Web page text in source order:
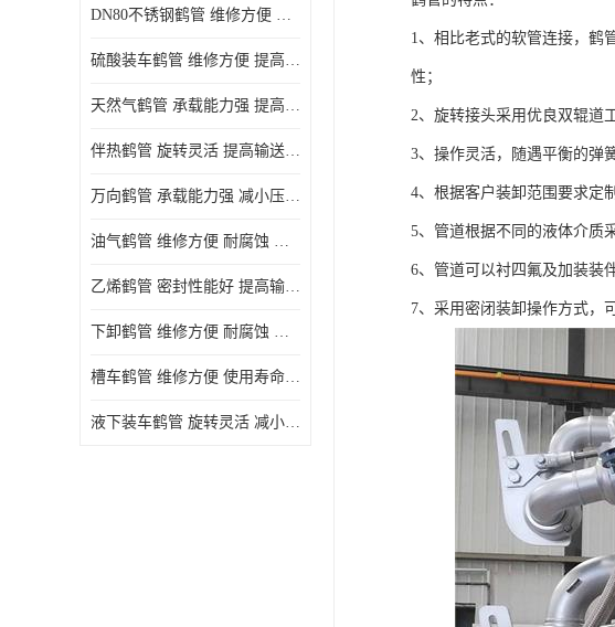
DN80不锈钢鹤管 维修方便 提高输送效率
硫酸装车鹤管 维修方便 提高输送效率
天然气鹤管 承载能力强 提高输送效率
伴热鹤管 旋转灵活 提高输送效率
万向鹤管 承载能力强 减小压力损失
油气鹤管 维修方便 耐腐蚀 耐高温
乙烯鹤管 密封性能好 提高输送效率
下卸鹤管 维修方便 耐腐蚀 耐高温
槽车鹤管 维修方便 使用寿命较长
液下装车鹤管 旋转灵活 减小压力损失
1、相比老式的软管连接，鹤
性；
2、旋转接头采用优良双辊道
3、操作灵活，随遇平衡的弹
4、根据客户装卸范围要求定
5、管道根据不同的液体介质
6、管道可以衬四氟及加装装
7、采用密闭装卸操作方式，